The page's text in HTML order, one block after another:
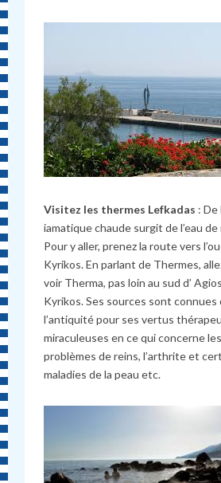
Visitez les thermes Lefkadas : De
iamatique chaude surgit de l’eau de
Pour y aller, prenez la route vers
Kyrikos. En parlant de Thermes,
voir Therma, pas loin au sud d’ Agios
Kyrikos. Ses sources sont connues
l’antiquité pour ses vertus
miraculeuses en ce qui concerne les
problèmes de reins, l’arthrite et
maladies de la peau etc.